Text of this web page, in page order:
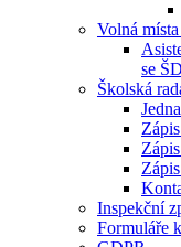
Volná
se
Školská
Inspekční
Formuláře